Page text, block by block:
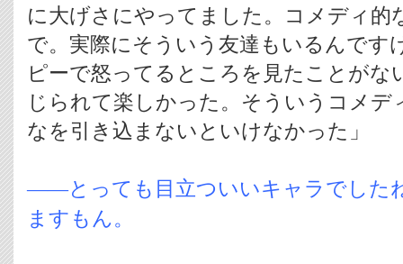
に大げさにやってました。コメディ的
で。実際にそういう友達もいるんです
ピーで怒ってるところを見たことがな
じられて楽しかった。そういうコメデ
なを引き込まないといけなかった」
――とっても目立ついいキャラでした
ますもん。